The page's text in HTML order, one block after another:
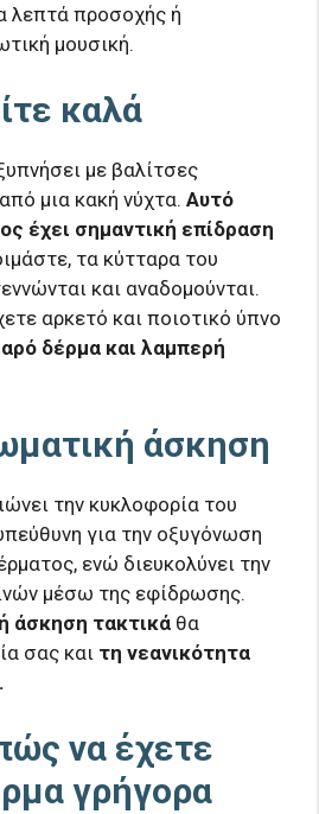
λεπτά προσοχής ή
μουσική.
καλά
με βαλίτσες
μια κακή νύχτα. Αυτό
έχει σημαντική επίδραση
τα κύτταρα του
και αναδομούνται.
αρκετό και ποιοτικό ύπνο
δέρμα και λαμπερή
άσκηση
την κυκλοφορία του
για την οξυγόνωση
ενώ διευκολύνει την
μέσω της εφίδρωσης.
άσκηση τακτικά θα
σας και τη νεανικότητα
να έχετε
γρήγορα